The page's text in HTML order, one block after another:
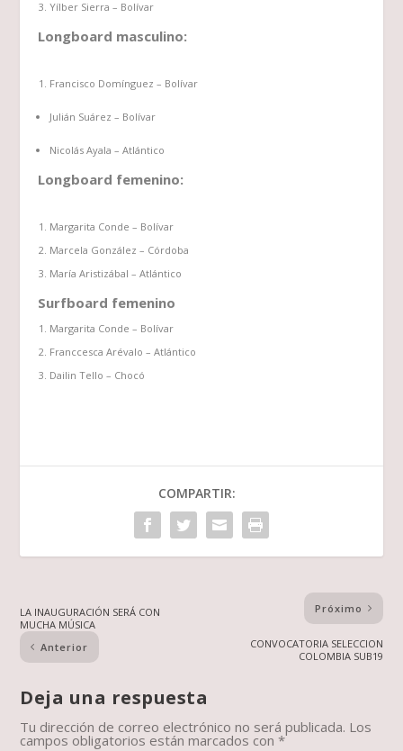
Yílber Sierra – Bolívar
Longboard masculino:
Francisco Domínguez – Bolívar
Julián Suárez – Bolívar
Nicolás Ayala – Atlántico
Longboard femenino:
Margarita Conde – Bolívar
Marcela González – Córdoba
María Aristizábal – Atlántico
Surfboard femenino
Margarita Conde – Bolívar
Franccesca Arévalo – Atlántico
Dailin Tello – Chocó
COMPARTIR:
LA INAUGURACIÓN SERÁ CON
MUCHA MÚSICA
Anterior
Próximo
CONVOCATORIA SELECCION
COLOMBIA SUB19
Deja una respuesta
Tu dirección de correo electrónico no será publicada. Los
campos obligatorios están marcados con*